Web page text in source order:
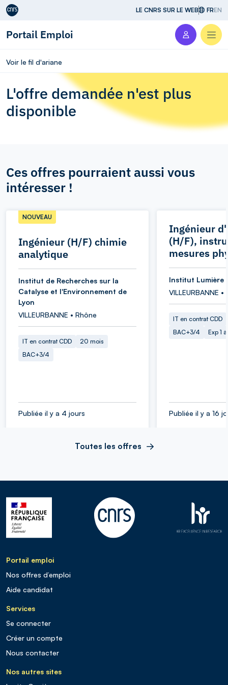
Aller au contenu LE CNRS SUR LE WEB FREN
Portail Emploi
Voir le fil d'ariane
L'offre demandée n'est plus
disponible
Ces offres pourraient aussi vous
intéresser !
Ingénieur (H/F) chimie
analytique
NOUVEAU
Institut de Recherches sur la
Catalyse et l'Environnement de
Lyon
VILLEURBANNE • Rhône
IT en contrat CDD
20 mois
BAC+3/4
Publiée il y a 4 jours
Ingénieur
(H/F),
mesures
Institut Lumière
VILLEURBANNE •
IT en contrat CDD
BAC+3/4
Exp 1
Publiée il y a 16
Toutes les offres
Portail emploi
Nos offres d’emploi
Aide candidat
Services
Se connecter
Créer un compte
Nous contacter
Nos autres sites